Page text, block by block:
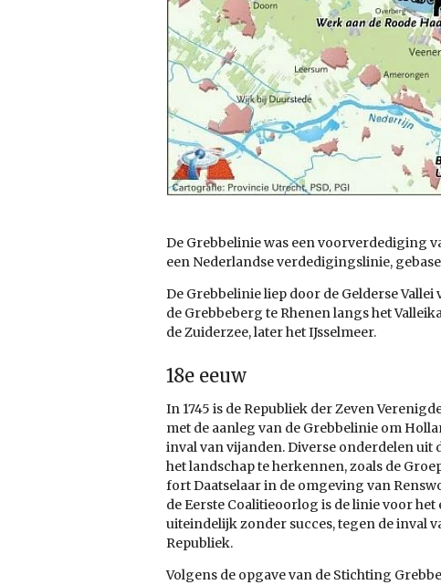
De Grebbelinie was een voorverdediging
een Nederlandse verdedigingslinie,
De Grebbelinie liep door de Gelderse
de Grebbeberg te Rhenen langs het
de Zuiderzee, later het IJsselmeer.
18e eeuw
In 1745 is de Republiek der Zeven
met de aanleg van de Grebbelinie om
inval van vijanden. Diverse onderdelen uit
het landschap te herkennen, zoals de
fort Daatselaar in de omgeving van
de Eerste Coalitieoorlog is de linie voor
uiteindelijk zonder succes, tegen de inval
Republiek.
Volgens de opgave van de Stichting